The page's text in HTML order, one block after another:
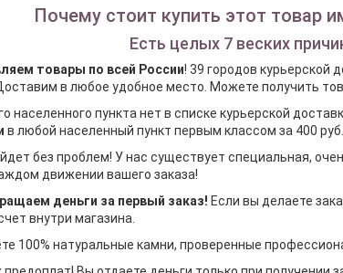
Почему стоит купить этот товар
Есть целых 7 веских
товары по всей России! 39 городов курьерской
в любое удобное место. Можете получить
населенного пункта нет в списке курьерской
в любой населенный пункт первым классом за 400 руб.
без проблем! У нас существует специальная,
движении вашего заказа!
деньги за первый заказ! Если вы делаете
внутри магазина.
100% натуральные камни, проверенные